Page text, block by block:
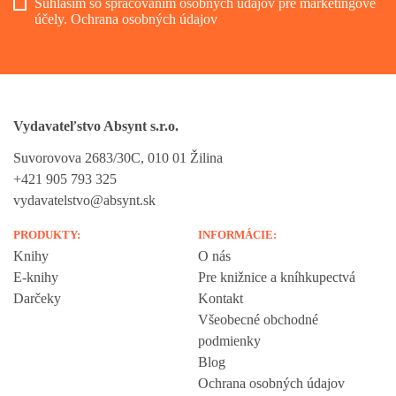
Súhlasím so spracovaním osobných údajov pre marketingové
účely. Ochrana osobných údajov
Vydavateľstvo Absynt s.r.o.
Suvorovova 2683/30C, 010 01 Žilina
+421 905 793 325
vydavatelstvo@absynt.sk
PRODUKTY:
Knihy
E-knihy
Darčeky
INFORMÁCIE:
O nás
Pre knižnice a kníhkupectvá
Kontakt
Všeobecné obchodné
podmienky
Blog
Ochrana osobných údajov